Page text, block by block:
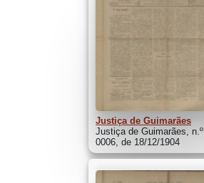
Justiça de Guimarães
Justiça de Guimarães, n.º
0006, de 18/12/1904